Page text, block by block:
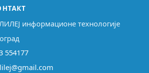
информационе технологије
554177